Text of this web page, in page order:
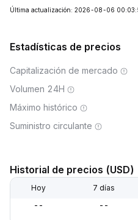
Última actualización: 2026-08-06
Estadísticas de precios
Capitalización de mercado
Volumen 24H
Máximo histórico
Suministro circulante
Historial de precios (USD)
Hoy 7 días
-- --